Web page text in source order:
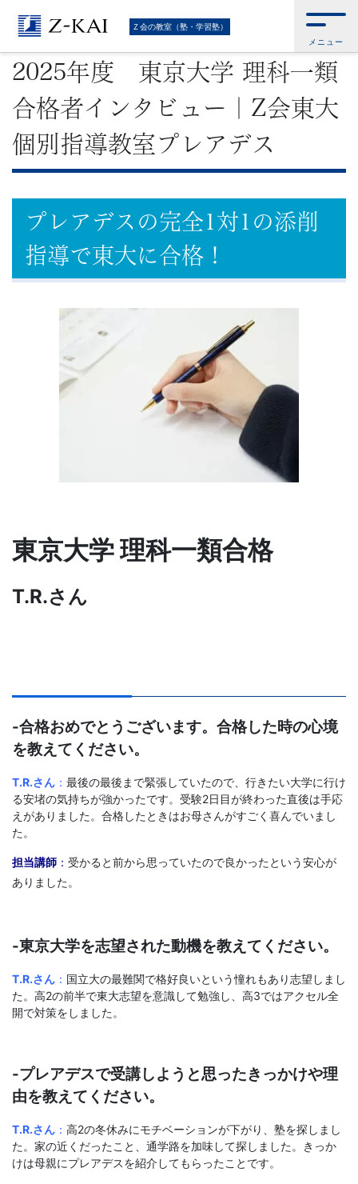
難
関
校
受
験
い
Ｚ会の教室（塾・学習塾）
メニュー
Ｚ会トップ> Ｚ会の教室（塾・学習塾）>2025年度 東京大学 理科一類 合
格者インタビュー｜Z会東大個別指導教室プレアデス
2025年度 東京大学 理科一類
合格者インタビュー｜Z会東大
個別指導教室プレアデス
プレアデスの完全1対1の添削
指導で東大に合格！
東京大学 理科一類合格
T.R.さん
-合格おめでとうございます。合格した時の心境
を教えてください。
T.R.さん ： 最後の最後まで緊張していたので、行きたい大学に行け
る安堵の気持ちが強かったです。受験2日目が終わった直後は手応
えがありました。合格したときはお母さんがすごく喜んでいまし
た。
担当講師 ： 受かると前から思っていたので良かったという安心が
ありました。
-東京大学を志望された動機を教えてください。
T.R.さん ： 国立大の最難関で格好良いという憧れもあり志望しまし
た。高2の前半で東大志望を意識して勉強し、高3ではアクセル全
開で対策をしました。
-プレアデスで受講しようと思ったきっかけや理
由を教えてください。
T.R.さん ： 高2の冬休みにモチベーションが下がり、塾を探しまし
た。家の近くだったこと、通学路を加味して探しました。きっか
けは母親にプレアデスを紹介してもらったことです。